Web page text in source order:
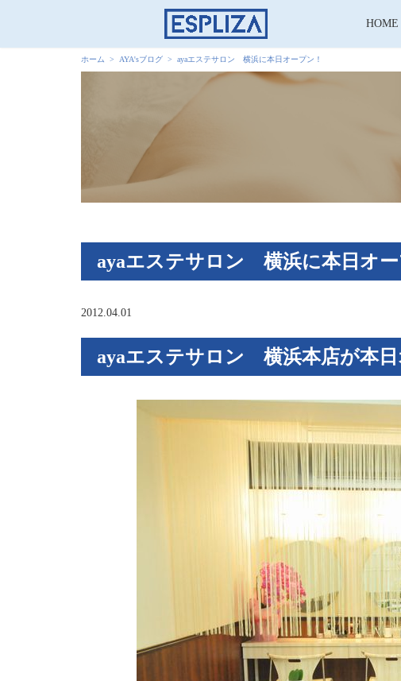
HOME
ホーム AYA'sブログ ayaエステサロン 横浜に本日オープン！
ayaエステサロン 横浜に本日オー
2012.04.01
ayaエステサロン 横浜本店が本